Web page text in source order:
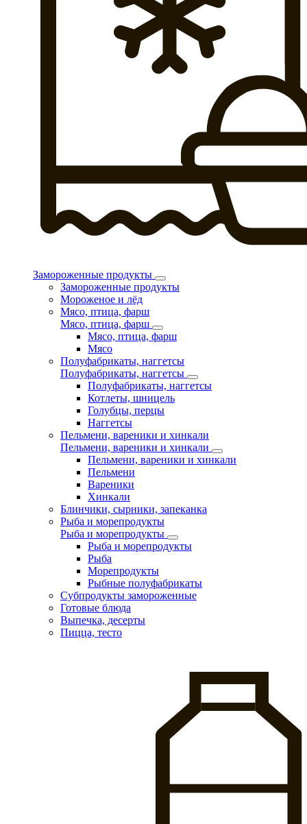
Замороженные продукты
Замороженные продукты
Мороженое и лёд
Мясо, птица, фарш
Мясо, птица, фарш
Мясо, птица, фарш
Мясо
Полуфабрикаты, наггетсы
Полуфабрикаты, наггетсы
Полуфабрикаты, наггетсы
Котлеты, шницель
Голубцы, перцы
Наггетсы
Пельмени, вареники и хинкали
Пельмени, вареники и хинкали
Пельмени, вареники и хинкали
Пельмени
Вареники
Хинкали
Блинчики, сырники, запеканка
Рыба и морепродукты
Рыба и морепродукты
Рыба и морепродукты
Рыба
Морепродукты
Рыбные полуфабрикаты
Субпродукты замороженные
Готовые блюда
Выпечка, десерты
Пицца, тесто